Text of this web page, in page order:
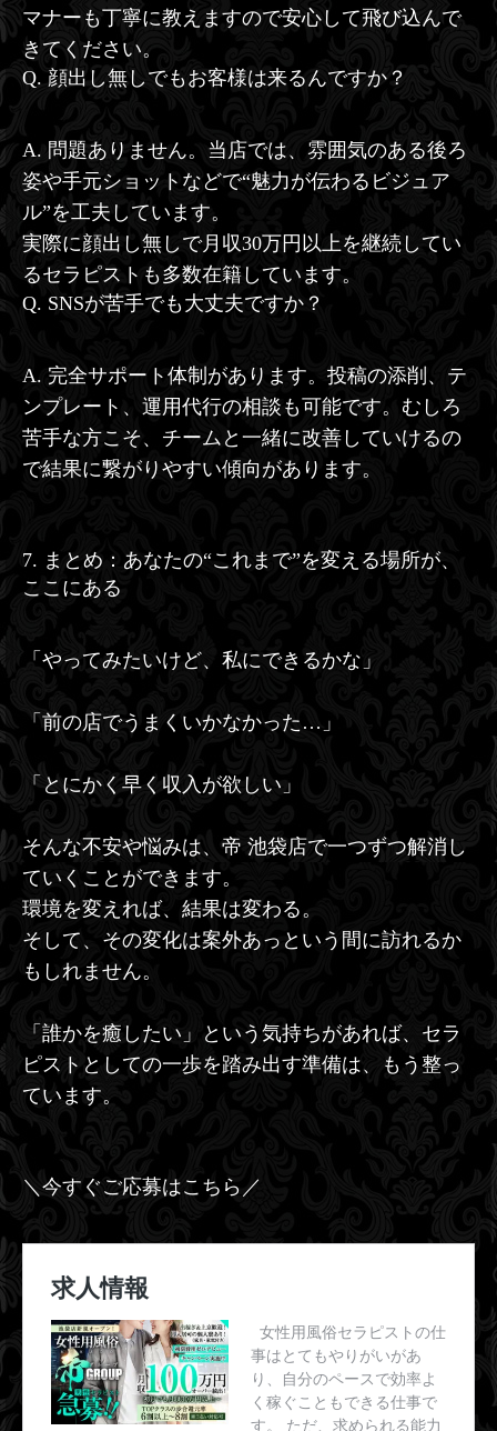
マナーも丁寧に教えますので安心して飛び込んで
きてください。
Q. 顔出し無しでもお客様は来るんですか？
A. 問題ありません。当店では、雰囲気のある後ろ
姿や手元ショットなどで“魅力が伝わるビジュア
ル”を工夫しています。
実際に顔出し無しで月収30万円以上を継続してい
るセラピストも多数在籍しています。
Q. SNSが苦手でも大丈夫ですか？
A. 完全サポート体制があります。投稿の添削、テ
ンプレート、運用代行の相談も可能です。むしろ
苦手な方こそ、チームと一緒に改善していけるの
で結果に繋がりやすい傾向があります。
7. まとめ：あなたの“これまで”を変える場所が、
ここにある
「やってみたいけど、私にできるかな」
「前の店でうまくいかなかった…」
「とにかく早く収入が欲しい」
そんな不安や悩みは、帝 池袋店で一つずつ解消し
ていくことができます。
環境を変えれば、結果は変わる。
そして、その変化は案外あっという間に訪れるか
もしれません。
「誰かを癒したい」という気持ちがあれば、セラ
ピストとしての一歩を踏み出す準備は、もう整っ
ています。
＼今すぐご応募はこちら／